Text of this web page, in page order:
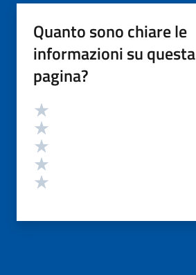
Quanto sono chiare le
informazioni su questa
pagina?
Valutazione